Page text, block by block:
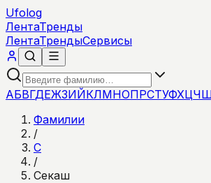
Ufolog
ЛентаТренды
ЛентаТрендыСервисы
АБВГДЕЖЗИЙКЛМНОПРСТУФХЦЧ
Фамилии
/
С
/
Секаш